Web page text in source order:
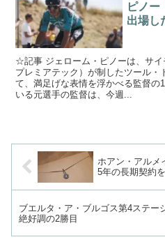
ピノー
出場し
☆記事 ジェローム・ピノーは、サイ
プレミアテック）が制したツール・
て、満足げな表情を浮かべる監督
いる元選手の監督は、今週...
ホアン・アルメ
5年の長期契約
ブエルタ・ア・ブルゴス第4ステー
絶好調の2勝目